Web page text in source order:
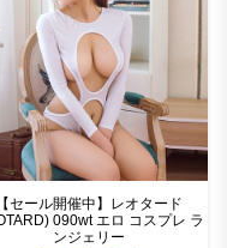
【セール開催中】レオタード
090wt エロ コスプレ ラ
ンジェリー